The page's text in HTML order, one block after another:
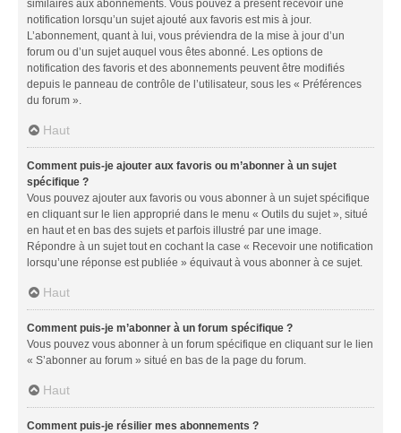
similaires aux abonnements. Vous pouvez à présent recevoir une
notification lorsqu’un sujet ajouté aux favoris est mis à jour.
L’abonnement, quant à lui, vous préviendra de la mise à jour d’un
forum ou d’un sujet auquel vous êtes abonné. Les options de
notification des favoris et des abonnements peuvent être modifiés
depuis le panneau de contrôle de l’utilisateur, sous les « Préférences
du forum ».
Haut
Comment puis-je ajouter aux favoris ou m’abonner à un sujet
spécifique ?
Vous pouvez ajouter aux favoris ou vous abonner à un sujet spécifique
en cliquant sur le lien approprié dans le menu « Outils du sujet », situé
en haut et en bas des sujets et parfois illustré par une image.
Répondre à un sujet tout en cochant la case « Recevoir une notification
lorsqu’une réponse est publiée » équivaut à vous abonner à ce sujet.
Haut
Comment puis-je m’abonner à un forum spécifique ?
Vous pouvez vous abonner à un forum spécifique en cliquant sur le lien
« S’abonner au forum » situé en bas de la page du forum.
Haut
Comment puis-je résilier mes abonnements ?